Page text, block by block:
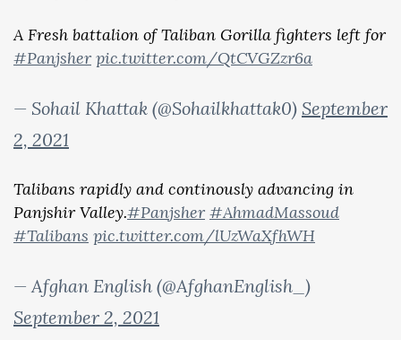
A Fresh battalion of Taliban Gorilla fighters left for
#Panjsher pic.twitter.com/QtCVGZzr6a
— Sohail Khattak (@Sohailkhattak0) September
2, 2021
Talibans rapidly and continously advancing in
Panjshir Valley.#Panjsher #AhmadMassoud
#Talibans pic.twitter.com/lUzWaXfhWH
— Afghan English (@AfghanEnglish_)
September 2, 2021